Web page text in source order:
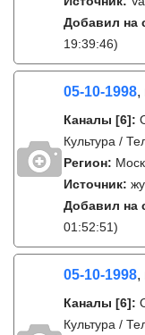
Добавил на
19:39:46)
05-10-1998,
Каналы [6]:
Культура /
Регион:
Источник:
Добавил на
01:52:51)
05-10-1998,
Каналы [6]:
Культура /